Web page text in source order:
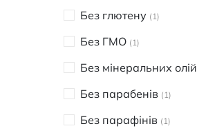
Без глютену 1
Без ГМО 1
Без мінеральних олій
Без парабенів 1
Без парафінів 1